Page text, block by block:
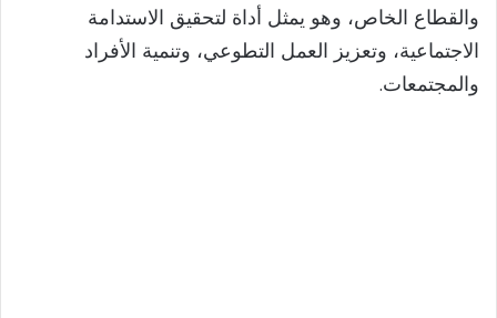
والقطاع الخاص، وهو يمثل أداة لتحقيق الاستدامة
الاجتماعية، وتعزيز العمل التطوعي، وتنمية الأفراد
والمجتمعات.